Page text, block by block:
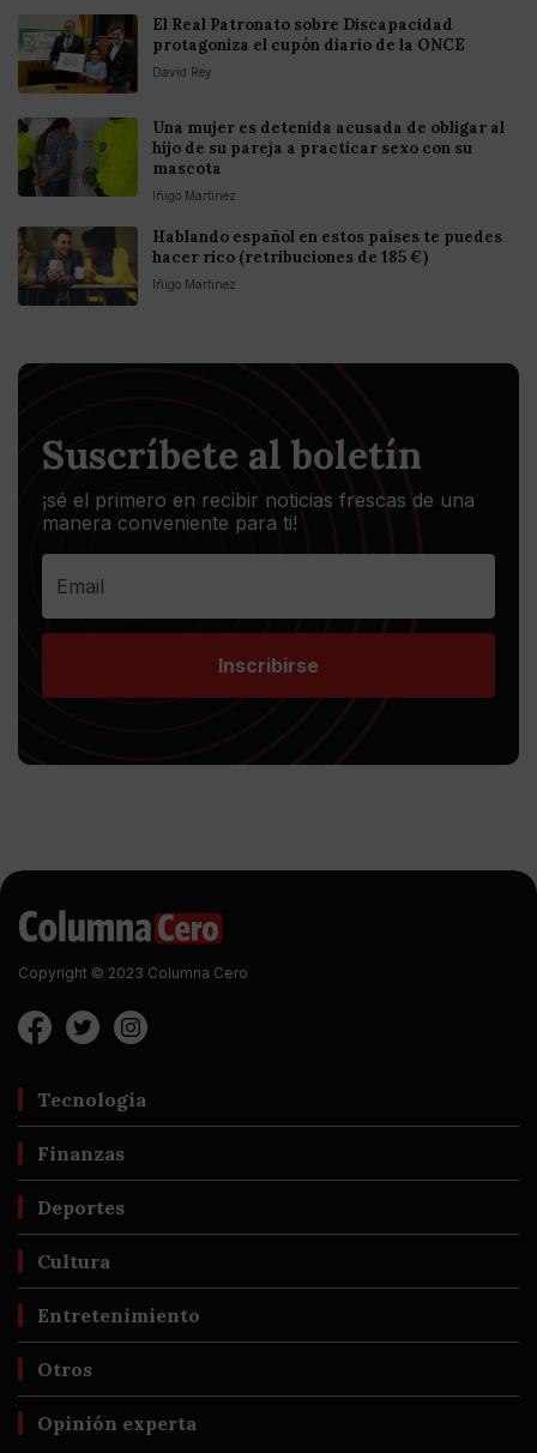
El Real Patronato sobre Discapacidad
protagoniza el cupón diario de la ONCE
David Rey
Una mujer es detenida acusada de obligar al
hijo de su pareja a practicar sexo con su
mascota
Iñigo Martinez
Hablando español en estos países te puedes
hacer rico (retribuciones de 185 €)
Iñigo Martinez
Suscríbete al boletín
¡sé el primero en recibir noticias frescas de una
manera conveniente para ti!
Inscribirse
Copyright © 2023 Columna Cero
Tecnología
Finanzas
Deportes
Cultura
Entretenimiento
Otros
Opinión experta